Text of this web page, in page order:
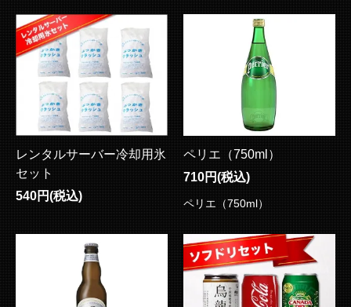
レンタルサーバー冷却用氷
セット
540円(税込)
ペリエ（750ml）
710円(税込)
ペリエ（750ml）